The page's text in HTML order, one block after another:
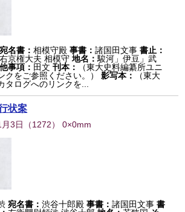
宛名書：相模守殿 事書：諸国田文事書止：
右京権大夫 相模守 地名：駿河」伊豆」武
事項： 田文刊本：
（東大史料編纂所ユニ
クをご参照ください。）
影写本：
（東大
タログへのリンクを...
状案
3日 （1272） 0×0mm
宛名書：渋谷十郎殿 事書：諸国田文事書